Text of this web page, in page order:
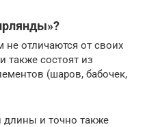
отличаются от своих
также состоят из
(шаров, бабочек,
длины и точно также